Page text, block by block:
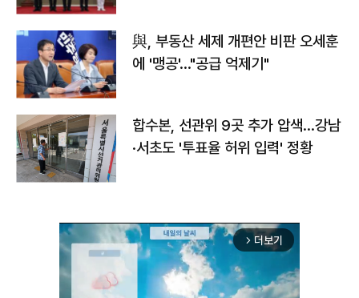
與, 부동산 세제 개편안 비판 오세훈
에 '맹공'…"공급 억제기"
합수본, 선관위 9곳 추가 압색…강남
·서초도 '투표율 허위 입력' 정황
arrow_forward_ios 더보기